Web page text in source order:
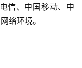
信、中国移动、中
络环境。